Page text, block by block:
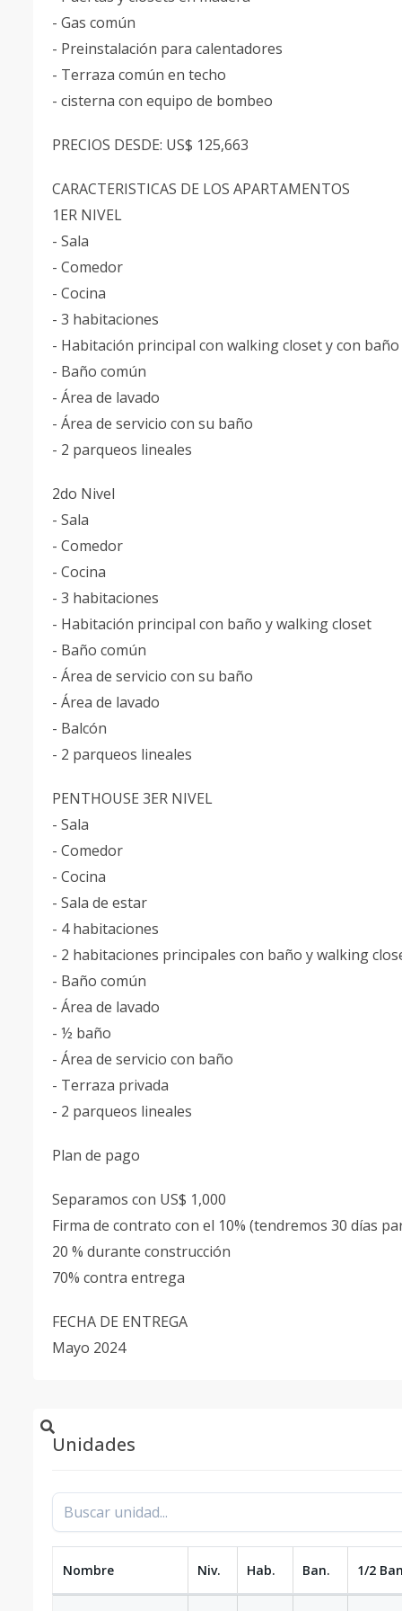
- Gas común
- Preinstalación para calentadores
- Terraza común en techo
- cisterna con equipo de bombeo
PRECIOS DESDE: US$ 125,663
CARACTERISTICAS DE LOS APARTAMENTOS
1ER NIVEL
- Sala
- Comedor
- Cocina
- 3 habitaciones
- Habitación principal con walking closet y con baño
- Baño común
- Área de lavado
- Área de servicio con su baño
- 2 parqueos lineales
2do Nivel
- Sala
- Comedor
- Cocina
- 3 habitaciones
- Habitación principal con baño y walking closet
- Baño común
- Área de servicio con su baño
- Área de lavado
- Balcón
- 2 parqueos lineales
PENTHOUSE 3ER NIVEL
- Sala
- Comedor
- Cocina
- Sala de estar
- 4 habitaciones
- 2 habitaciones principales con baño y walking
- Baño común
- Área de lavado
- ½ baño
- Área de servicio con baño
- Terraza privada
- 2 parqueos lineales
Plan de pago
Separamos con US$ 1,000
Firma de contrato con el 10% (tendremos 30 días
20 % durante construcción
70% contra entrega
FECHA DE ENTREGA
Mayo 2024
Unidades
Nombre Niv. Hab. Ban. 1/2